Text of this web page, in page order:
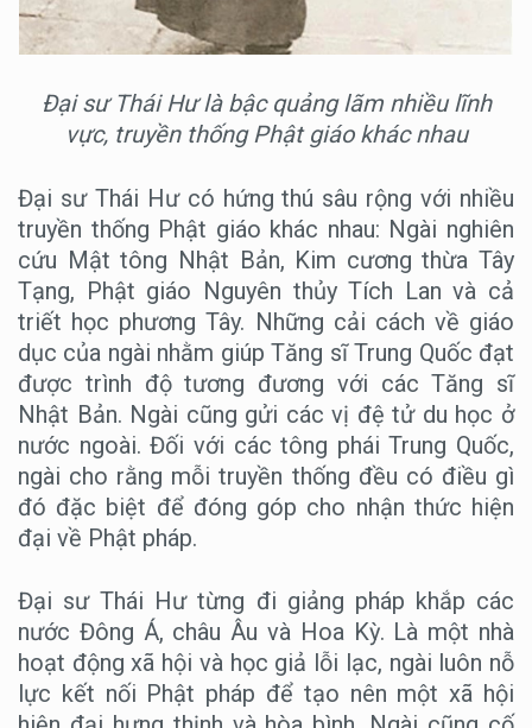
Đại sư Thái Hư là bậc quảng lãm nhiều lĩnh
vực, truyền thống Phật giáo khác nhau
Đại sư Thái Hư có hứng thú sâu rộng với nhiều
truyền thống Phật giáo khác nhau: Ngài nghiên
cứu Mật tông Nhật Bản, Kim cương thừa Tây
Tạng, Phật giáo Nguyên thủy Tích Lan và cả
triết học phương Tây. Những cải cách về giáo
dục của ngài nhằm giúp Tăng sĩ Trung Quốc đạt
được trình độ tương đương với các Tăng sĩ
Nhật Bản. Ngài cũng gửi các vị đệ tử du học ở
nước ngoài. Đối với các tông phái Trung Quốc,
ngài cho rằng mỗi truyền thống đều có điều gì
đó đặc biệt để đóng góp cho nhận thức hiện
đại về Phật pháp.
Đại sư Thái Hư từng đi giảng pháp khắp các
nước Đông Á, châu Âu và Hoa Kỳ. Là một nhà
hoạt động xã hội và học giả lỗi lạc, ngài luôn nỗ
lực kết nối Phật pháp để tạo nên một xã hội